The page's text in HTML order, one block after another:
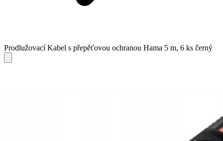
Prodlužovací Kabel s přepěťovou ochranou Hama 5 m, 6 ks černý